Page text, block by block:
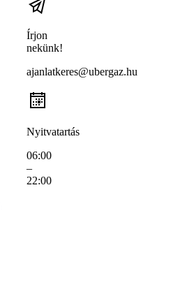
Írjon
nekünk!
ajanlatkeres@ubergaz.hu
Nyitvatartás
06:00
–
22:00